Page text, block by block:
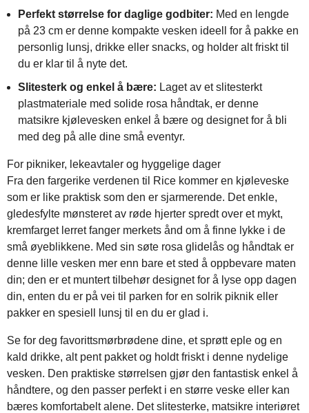
Perfekt størrelse for daglige godbiter: Med en lengde
på 23 cm er denne kompakte vesken ideell for å pakke en
personlig lunsj, drikke eller snacks, og holder alt friskt til
du er klar til å nyte det.
Slitesterk og enkel å bære: Laget av et slitesterkt
plastmateriale med solide rosa håndtak, er denne
matsikre kjølevesken enkel å bære og designet for å bli
med deg på alle dine små eventyr.
For pikniker, lekeavtaler og hyggelige dager
Fra den fargerike verdenen til Rice kommer en kjøleveske
som er like praktisk som den er sjarmerende. Det enkle,
gledesfylte mønsteret av røde hjerter spredt over et mykt,
kremfarget lerret fanger merkets ånd om å finne lykke i de
små øyeblikkene. Med sin søte rosa glidelås og håndtak er
denne lille vesken mer enn bare et sted å oppbevare maten
din; den er et muntert tilbehør designet for å lyse opp dagen
din, enten du er på vei til parken for en solrik piknik eller
pakker en spesiell lunsj til en du er glad i.
Se for deg favorittsmørbrødene dine, et sprøtt eple og en
kald drikke, alt pent pakket og holdt friskt i denne nydelige
vesken. Den praktiske størrelsen gjør den fantastisk enkel å
håndtere, og den passer perfekt i en større veske eller kan
bæres komfortabelt alene. Det slitesterke, matsikre interiøret